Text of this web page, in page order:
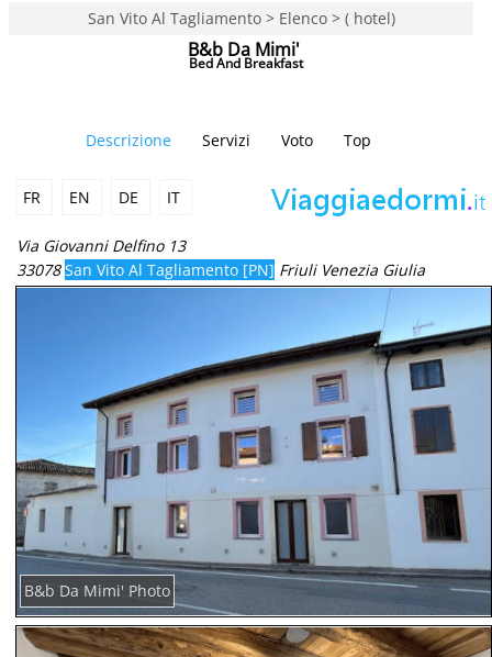
San Vito Al Tagliamento > Elenco > ( hotel)
B&b Da Mimi'
Bed And Breakfast
Descrizione Servizi Voto Top
FR EN DE IT
Via Giovanni Delfino 13
33078San Vito Al Tagliamento [PN] Friuli Venezia Giulia
B&b Da Mimi' Photo